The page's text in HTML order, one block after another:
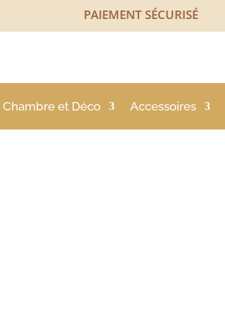
PAIEMENT SÉCURISÉ
Chambre et Déco Accessoires